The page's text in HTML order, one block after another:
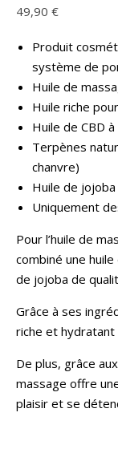
49,90 €
Produit
système de
Huile de
Huile riche
Huile de CBD
Terpènes
chanvre)
Huile de
Uniquement
Pour l’huile de
combiné une
de jojoba de
Grâce à ses
riche et hydratant
De plus, grâce
massage offre
plaisir et se